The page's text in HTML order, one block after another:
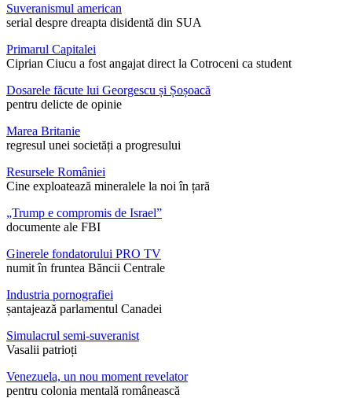
Suveranismul american
serial despre dreapta disidentă din SUA
Primarul Capitalei
Ciprian Ciucu a fost angajat direct la Cotroceni ca student
Dosarele făcute lui Georgescu și Șoșoacă
pentru delicte de opinie
Marea Britanie
regresul unei societăți a progresului
Resursele României
Cine exploatează mineralele la noi în țară
„Trump e compromis de Israel”
documente ale FBI
Ginerele fondatorului PRO TV
numit în fruntea Băncii Centrale
Industria pornografiei
șantajează parlamentul Canadei
Simulacrul semi-suveranist
Vasalii patrioți
Venezuela, un nou moment revelator
pentru colonia mentală românească